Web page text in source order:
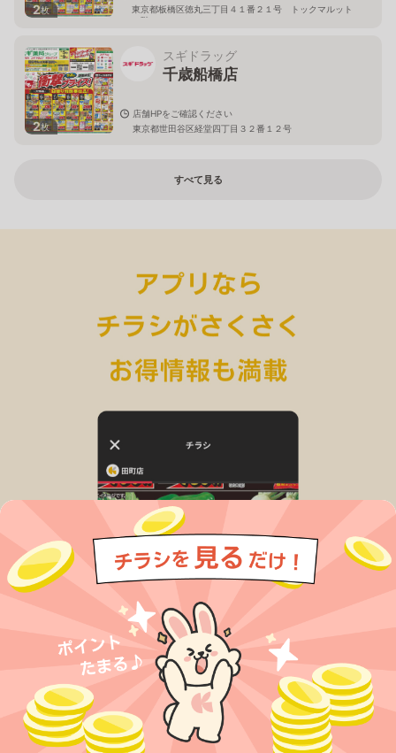
2枚
東京都板橋区徳丸三丁目４１番２１号 トックマルット
１階
2枚
スギドラッグ
千歳船橋店
店舗HPをご確認ください
東京都世田谷区経堂四丁目３２番１２号
すべて見る